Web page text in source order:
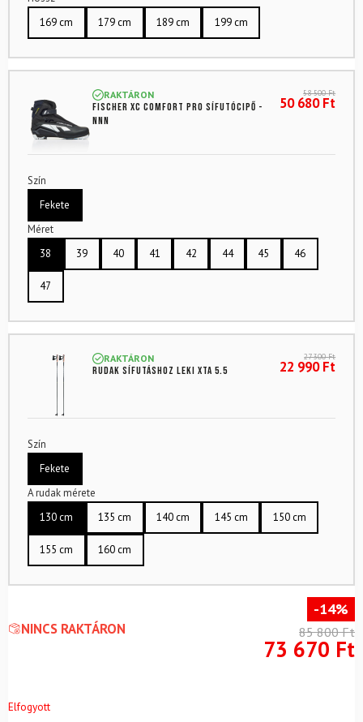
169 cm
179 cm 189 cm 199 cm
RAKTÁRON
FISCHER XC Comfort Pro sífutócipő -
NNN
58 500Ft
50 680Ft
Szín
Fekete
Méret
38
39 40 41 42 44 45 46
47
RAKTÁRON
Rudak sífutáshoz LEKI XTA 5.5
27 300Ft
22 990Ft
Szín
Fekete
A rudak mérete
130 cm
135 cm 140 cm 145 cm 150 cm
155 cm 160 cm
NINCS RAKTÁRON
-14%
85 800Ft
73 670 Ft
Elfogyott